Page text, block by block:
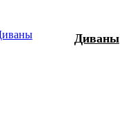
Диваны